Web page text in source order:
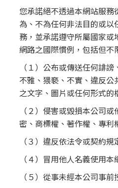
您承諾絕不透過本網站服
為、不為任何非法目的或
務，並承諾遵守所屬國家
網路之國際慣例，包括但不
（１）公布或傳送任何誹
不雅、猥褻、不實、違反
之文字、圖片或任何形式的
（２）侵害或毀損本公司
密、商標權、著作權、專利
（３）違反依法令或契約
（４）冒用他人名義使用本
（５）從事未經本公司事